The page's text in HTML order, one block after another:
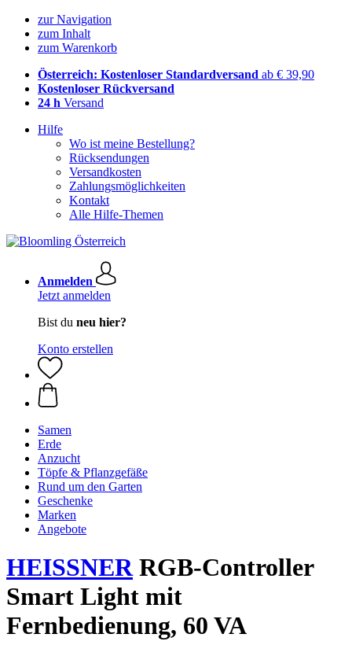
zur Navigation
zum Inhalt
zum Warenkorb
Österreich: Kostenloser Standardversand ab € 39,90
Kostenloser Rückversand
24 h Versand
Hilfe
Wo ist meine Bestellung?
Rücksendungen
Versandkosten
Zahlungsmöglichkeiten
Kontakt
Alle Hilfe-Themen
Anmelden
Jetzt anmelden
Bist du neu hier?
Konto erstellen
Samen
Erde
Anzucht
Töpfe & Pflanzgefäße
Rund um den Garten
Geschenke
Marken
Angebote
HEISSNERRGB-Controller
Smart Light mit
Fernbedienung, 60 VA